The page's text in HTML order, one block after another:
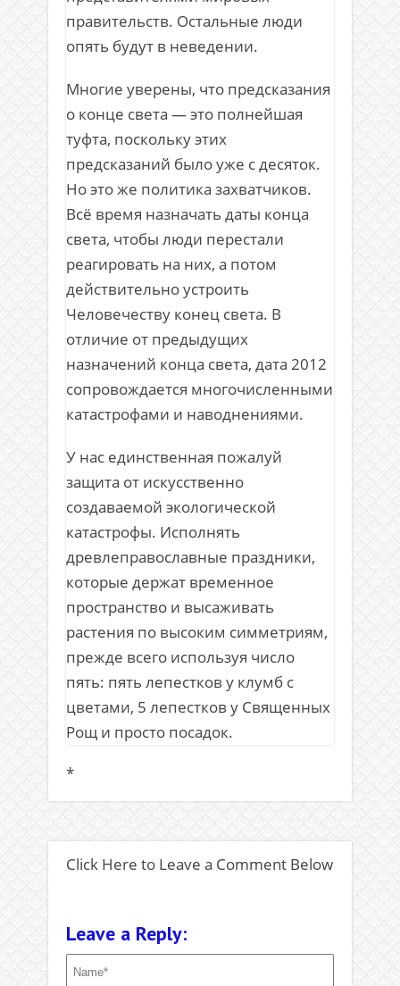
правительств. Остальные люди
опять будут в неведении.
Многие уверены, что предсказания
о конце света — это полнейшая
туфта, поскольку этих
предсказаний было уже с десяток.
Но это же политика захватчиков.
Всё время назначать даты конца
света, чтобы люди перестали
реагировать на них, а потом
действительно устроить
Человечеству конец света. В
отличие от предыдущих
назначений конца света, дата 2012
сопровождается многочисленными
катастрофами и наводнениями.
У нас единственная пожалуй
защита от искусственно
создаваемой экологической
катастрофы. Исполнять
древлеправославные праздники,
которые держат временное
пространство и высаживать
растения по высоким симметриям,
прежде всего используя число
пять: пять лепестков у клумб с
цветами, 5 лепестков у Священных
Рощ и просто посадок.
*
Click Here to Leave a Comment Below
Leave a Reply: